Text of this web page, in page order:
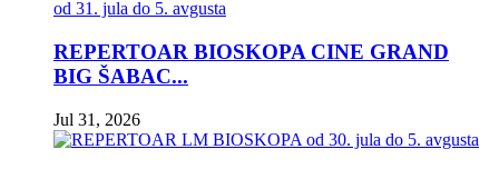
REPERTOAR BIOSKOPA CINE GRAND
BIG ŠABAC...
Jul 31, 2026